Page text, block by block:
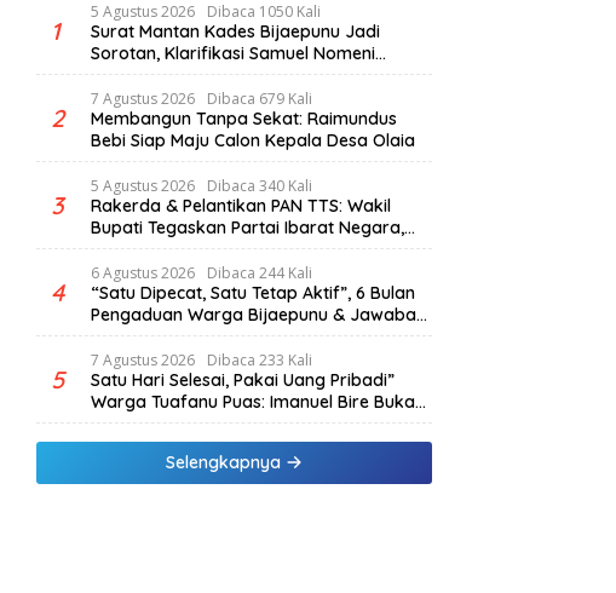
1
5 Agustus 2026 Dibaca 1050 Kali
Surat Mantan Kades Bijaepunu Jadi
Sorotan, Klarifikasi Samuel Nomeni
Berbeda dengan Isi Dokumen yang
Beredar
2
7 Agustus 2026 Dibaca 679 Kali
Membangun Tanpa Sekat: Raimundus
Bebi Siap Maju Calon Kepala Desa Olaia
3
5 Agustus 2026 Dibaca 340 Kali
Rakerda & Pelantikan PAN TTS: Wakil
Bupati Tegaskan Partai Ibarat Negara,
SPK Buka Kabar Sawah 3.000 Hektar &
Larangan Politik Uang
4
6 Agustus 2026 Dibaca 244 Kali
“Satu Dipecat, Satu Tetap Aktif”, 6 Bulan
Pengaduan Warga Bijaepunu & Jawaban
Asisten I TTS: Pelan-pelan, Tapi Pasti.
5
7 Agustus 2026 Dibaca 233 Kali
Satu Hari Selesai, Pakai Uang Pribadi”
Warga Tuafanu Puas: Imanuel Bire Bukan
Menunggu, Tapi Langsung Bekerja
Selengkapnya